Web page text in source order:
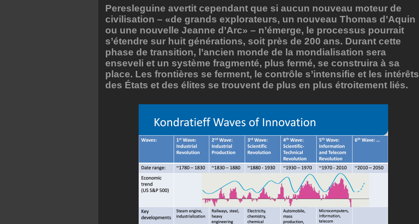
Peresleguine avertit cependant que si aucun nouveau moteur de
civilisation – «de grands explorateurs, un nouveau Thomas d’Aquin
ou une nouvelle Jeanne d’Arc» – n’émerge, le processus pourrait
s’étendre sur huit générations, soit près de 200 ans. Durant cette
phase de transition, l’ancien monde de la mondialisation sera
enseveli et un système fragmenté, plus fermé, se construira à sa
place. Les frontières se ferment, le contrôle s’intensifie et les intérêts
des États et des élites se trouvent de plus en plus étroitement liés.